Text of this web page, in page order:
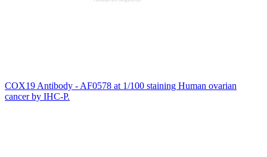
COX19 Antibody - AF0578 at 1/100 staining Human ovarian
cancer by IHC-P.